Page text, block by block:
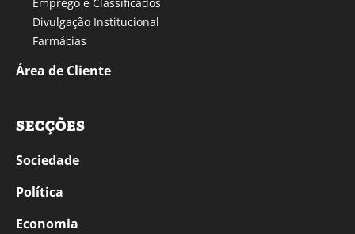
Divulgação Institucional
Farmácias
Área de Cliente
SECÇÕES
Sociedade
Política
Economia